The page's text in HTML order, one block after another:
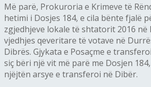
Më parë, Prokuroria e Krimeve të
hetimi i Dosjes 184, e cila bënte fjalë
zgjedhjeve lokale të shtatorit 2016 në
vjedhjes qeveritare të votave në
Dibrës. Gjykata e Posaçme e
siç bëri një vit më parë me Dosjen
njëjtën arsye e transferoi në Dibër.